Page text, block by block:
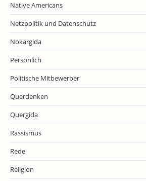
Native Americans
Netzpolitik und Datenschutz
Nokargida
Persönlich
Politische Mitbewerber
Querdenken
Quergida
Rassismus
Rede
Religion